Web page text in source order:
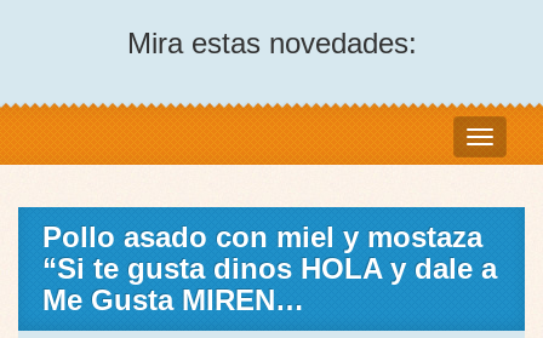
Mira estas novedades:
Pollo asado con miel y mostaza
“Si te gusta dinos HOLA y dale a
Me Gusta MIREN…